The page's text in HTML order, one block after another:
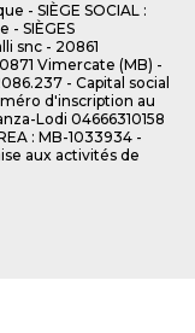
- SIÈGE SOCIAL :
- SIÈGES
snc - 20861
Vimercate (MB) -
- Capital social
d'inscription au
Lodi 04666310158
: MB-1033934 -
aux activités de